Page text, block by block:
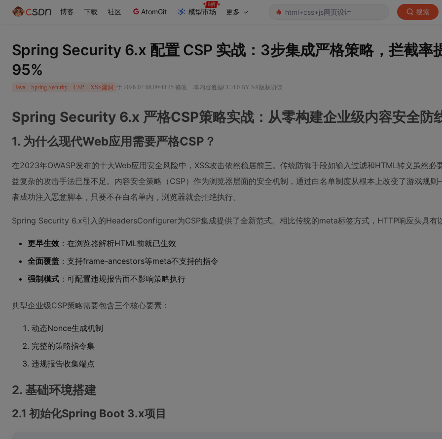
博客 下载 社区 AtomGit 模型市场 更多 搜索
Spring Security 6.x 配置 CSP 实战：3步集成严格策略，拦截率
95%
Java Spring Security CSP XSS漏洞 于 2026-07-08 09:48:45 修改 · 本内容遵循CC 4.0 BY-SA版权协议
Spring Security 6.x 严格CSP策略实战：从零构建企业级内容安全防
1. 为什么现代Web应用需要严格CSP？
在2023年OWASP发布的十大Web应用安全风险中，XSS攻击依然稳居前三。传统防御手段如输入过滤和HTML转义虽然必
益复杂的攻击手法已显不足。内容安全策略（CSP）作为浏览器层面的安全机制，通过白名单制度从根本上改变了游戏规
者成功注入恶意脚本，只要不在白名单内，浏览器就会拒绝执行。
Spring Security 6.x引入的HeadersConfigurer为CSP集成提供了全新范式。相比传统的meta标签方式，HTTP响应头具有
更早生效 ：在浏览器解析HTML前就已生效
全面覆盖 ：支持frame-ancestors等meta不支持的指令
强制模式 ：可配置违规报告而不影响策略执行
典型企业级CSP策略需要包含三个核心要素：
动态Nonce生成机制
完整的策略指令集
违规报告收集端点
2. 基础环境搭建
2.1 初始化Spring Boot 3.x项目